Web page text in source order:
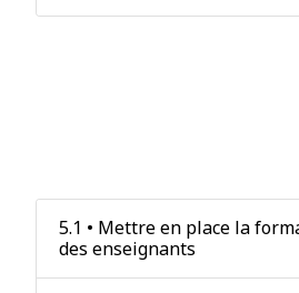
5.1 • Mettre en place la
des enseignants